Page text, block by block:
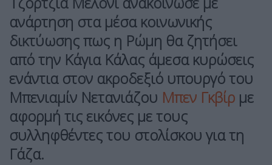
ανάρτηση στα μέσα κοινωνικής
δικτύωσης πως η Ρώμη θα ζητήσει
από την Κάγια Κάλας άμεσα κυρώσεις
ενάντια στον ακροδεξιό υπουργό του
Μπενιαμίν Νετανιάζου Μπεν Γκβίρ με
αφορμή τις εικόνες με τους
συλληφθέντες του στολίσκου για τη
Γάζα.